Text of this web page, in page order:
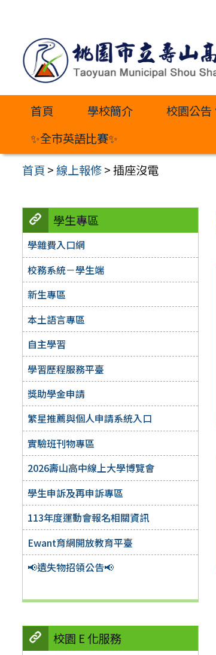
內
首頁 學校簡介 校園公告
✨全市英語比賽✨
首頁 >線上報修>插座沒電
學生專區
學雜費入口網
校務系統－學生端
新生專區
本土語言專區
自主學習
學習歷程服務平臺
獎助學金申請
繁星推薦與個人申請系統入口
實驗班刊物專區
2026壽山高中線上大學博覽會
學生申訴及再申訴專區
113年度運動會報名相關資訊
Ewant育網開放教育平臺
📢遺失物招領公告📢
校園 E 化服務